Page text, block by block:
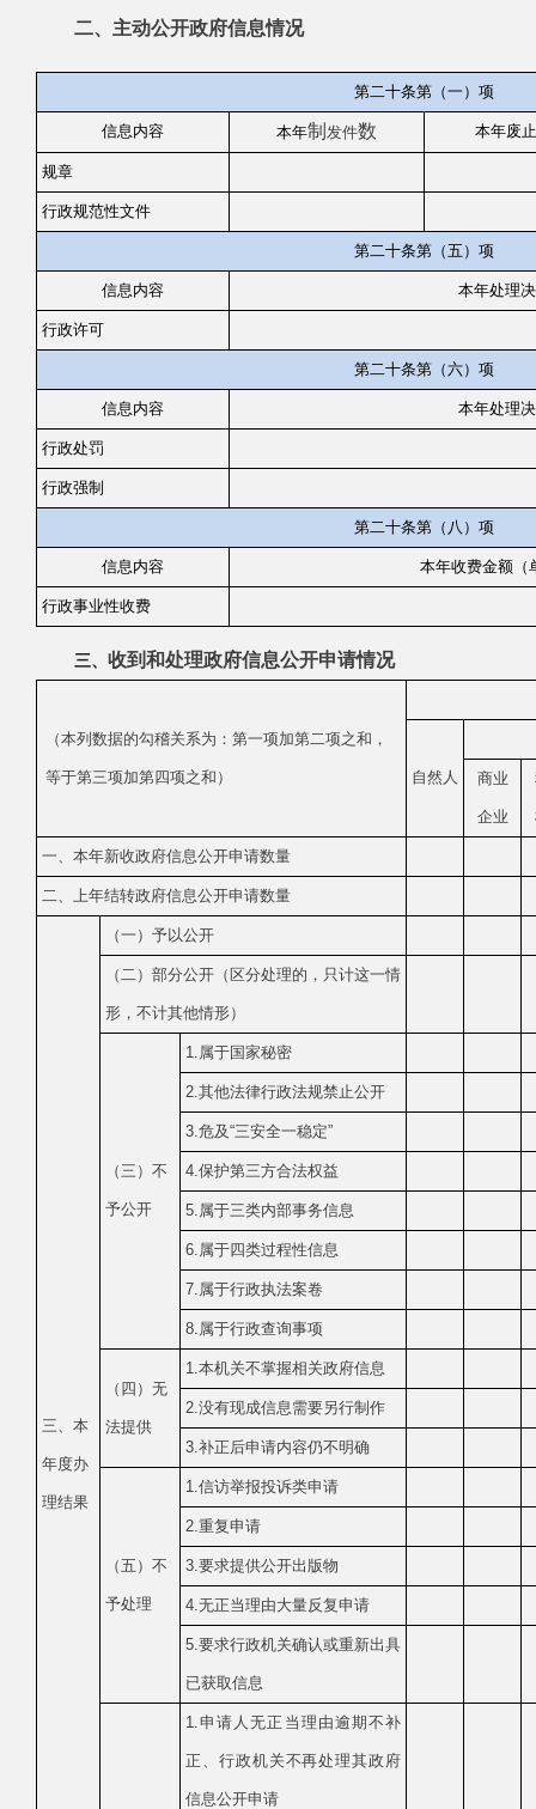
二、主动公开政府信息情况
第二十条第（一）项
信息内容 本年制 发件数 本年废
规章
行政规范性文件
第二十条第（五）项
信息内容 本年处理
行政许可
第二十条第（六）项
信息内容 本年处理
行政处罚
行政强制
第二十条第（八）项
信息内容 本年收费金额（
行政事业性收费
三、 收到和处理政府信息公开申请情况
（本列数据的勾稽关系为：第一项加第二项之和，
等于第三项加第四项之和） 自然人 商业
企业
一、本年新收政府信息公开申请数量
二、上年结转政府信息公开申请数量
三、本
年度办
理结果
（一）予以公开
（二）部分公开（区分处理的，只计这一情
形，不计其他情形）
（三）不
予公开
1.属于国家秘密
2.其他法律行政法规禁止公开
3.危及“三安全一稳定”
4.保护第三方合法权益
5.属于三类内部事务信息
6.属于四类过程性信息
7.属于行政执法案卷
8.属于行政查询事项
（四）无
法提供
1.本机关不掌握相关政府信息
2.没有现成信息需要另行制作
3.补正后申请内容仍不明确
（五）不
予处理
1.信访举报投诉类申请
2.重复申请
3.要求提供公开出版物
4.无正当理由大量反复申请
5.要求行政机关确认或重新出具
已获取信息
1.申请人无正当理由逾期不补
正、行政机关不再处理其政府
信息公开申请